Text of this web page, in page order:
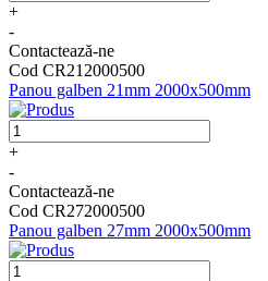
+
-
Contactează-ne
Cod CR212000500
Panou galben 21mm 2000x500mm
+
-
Contactează-ne
Cod CR272000500
Panou galben 27mm 2000x500mm